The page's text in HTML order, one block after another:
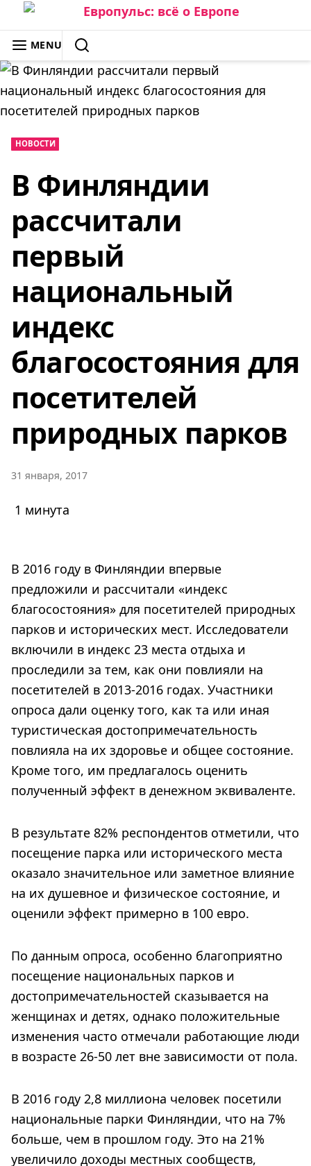
Skip
to
content
ЕВРОПУЛЬС: ВСЁ О ЕВРОПЕ
MENU
SEARCH
НОВОСТИ
В Финляндии
рассчитали
первый
национальный
индекс
благосостояния для
посетителей
природных парков
31 января, 2017
1 минута
В 2016 году в Финляндии впервые
предложили и рассчитали «индекс
благосостояния» для посетителей природных
парков и исторических мест. Исследователи
включили в индекс 23 места отдыха и
проследили за тем, как они повлияли на
посетителей в 2013-2016 годах. Участники
опроса дали оценку того, как та или иная
туристическая достопримечательность
повлияла на их здоровье и общее состояние.
Кроме того, им предлагалось оценить
полученный эффект в денежном эквиваленте.
В результате 82% респондентов отметили, что
посещение парка или исторического места
оказало значительное или заметное влияние
на их душевное и физическое состояние, и
оценили эффект примерно в 100 евро.
По данным опроса, особенно благоприятно
посещение национальных парков и
достопримечательностей сказывается на
женщинах и детях, однако положительные
изменения часто отмечали работающие люди
в возрасте 26-50 лет вне зависимости от пола.
В 2016 году 2,8 миллиона человек посетили
национальные парки Финляндии, что на 7%
больше, чем в прошлом году. Это на 21%
увеличило доходы местных сообществ,